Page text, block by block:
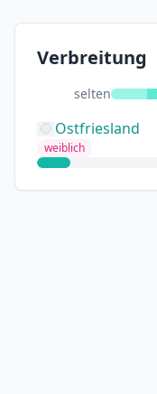
Verbreitung
selten
Ostfriesland
weiblich